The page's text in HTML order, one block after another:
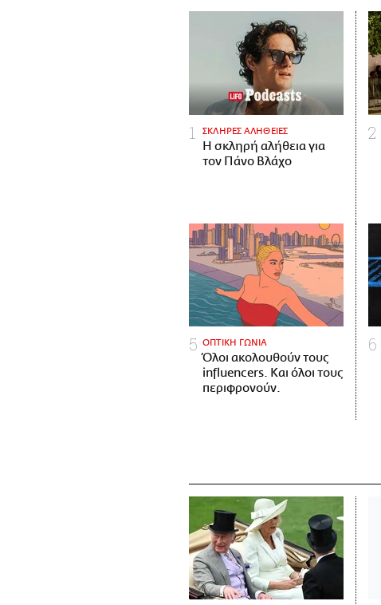
ΣΚΛΗΡΕΣ ΑΛΗΘΕΙΕΣ
H σκληρή αλήθεια για
τον Πάνο Βλάχο
ΟΠΤΙΚΗ ΓΩΝΙΑ
Όλοι ακολουθούν τους
influencers. Και όλοι τους
περιφρονούν.